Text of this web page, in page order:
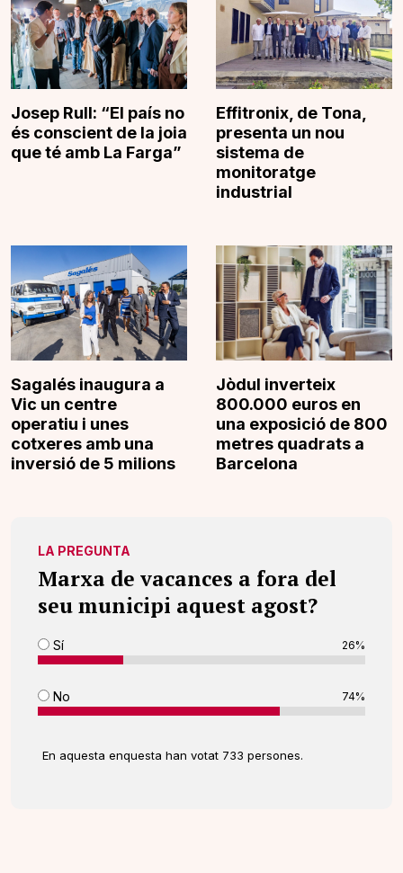
Josep Rull: “El país no
és conscient de la joia
que té amb La Farga”
Effitronix, de Tona,
presenta un nou
sistema de
monitoratge
industrial
Sagalés inaugura a
Vic un centre
operatiu i unes
cotxeres amb una
inversió de 5 milions
Jòdul inverteix
800.000 euros en
una exposició de 800
metres quadrats a
Barcelona
LA PREGUNTA
Marxa de vacances a fora del
seu municipi aquest agost?
Sí 26%
No 74%
En aquesta enquesta han votat 733 persones.